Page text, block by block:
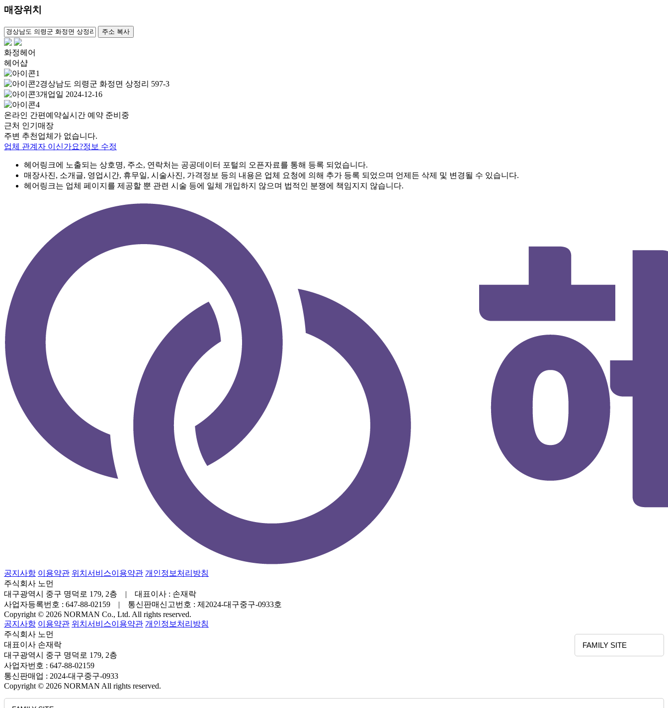
매장위치
주소 복사
화정헤어
헤어샵
경상남도 의령군 화정면 상정리 597-3
개업일 2024-12-16
온라인 간편예약실시간 예약 준비중
근처 인기매장
주변 추천업체가 없습니다.
업체 관계자 이신가요?정보 수정
헤어링크에 노출되는 상호명, 주소, 연락처는 공공데이터 포털의 오픈자료를 통해 등록 되었습니다.
매장사진, 소개글, 영업시간, 휴무일, 시술사진, 가격정보 등의 내용은 업체 요청에 의해 추가 등록 되었으며 언제든 삭제 및 변경될 수 있습니다.
헤어링크는 업체 페이지를 제공할 뿐 관련 시술 등에 일체 개입하지 않으며 법적인 분쟁에 책임지지 않습니다.
공지사항 이용약관 위치서비스이용약관 개인정보처리방침
주식회사 노먼
대구광역시 중구 명덕로 179, 2층 | 대표이사 : 손재락
사업자등록번호 : 647-88-02159 | 통신판매신고번호 : 제2024-대구중구-0933호
Copyright © 2026 NORMAN Co., Ltd. All rights reserved.
FAMILY SITE
공지사항 이용약관 위치서비스이용약관 개인정보처리방침
주식회사 노먼
대표이사 손재락
대구광역시 중구 명덕로 179, 2층
사업자번호 : 647-88-02159
통신판매업 : 2024-대구중구-0933
Copyright © 2026 NORMAN All rights reserved.